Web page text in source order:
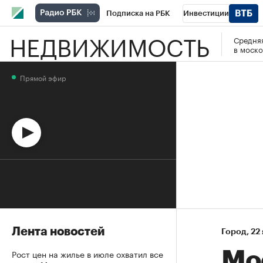
Подписка на РБК Инвестиции
Спорт Школа управления РБК РБК
НЕДВИЖИМОСТЬ
в
Город⁠, 22
Прямой эфир
Лента новостей
Рост цен на жилье в июле охватил все